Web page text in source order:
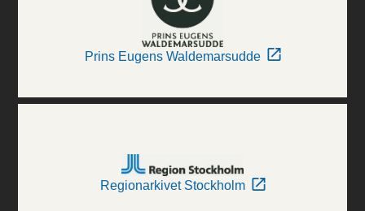
Prins Eugens Waldemarsudde
Regionarkivet Stockholm